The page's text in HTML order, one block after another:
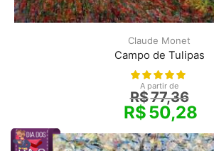
Claude Monet
Campo de Tulipas
A partir de
R$77,36
R$50,28